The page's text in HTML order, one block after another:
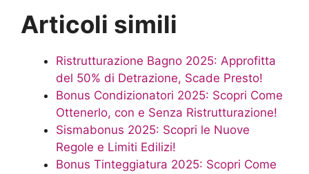
Articoli simili
Ristrutturazione Bagno 2025: Approfitta
del 50% di Detrazione, Scade Presto!
Bonus Condizionatori 2025: Scopri Come
Ottenerlo, con e Senza Ristrutturazione!
Sismabonus 2025: Scopri le Nuove
Regole e Limiti Edilizi!
Bonus Tinteggiatura 2025: Scopri Come